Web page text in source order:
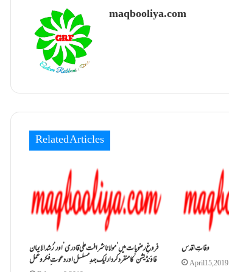
maqbooliya.com
Related Articles
فروغِ رضویات میں ‘مولانا شرافت علی قادری’ اور’ رُشد الایمان
فاؤنڈیشن’ کامنفرد کردار ایک جہدِ مسلسل اوردعوت ِ فکروعمل
وفاتِ اقدس
April 15, 2019